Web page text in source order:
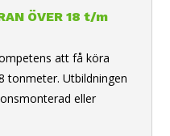
ÖVER 18 t/m
att få köra
tonmeter. Utbildningen
eller